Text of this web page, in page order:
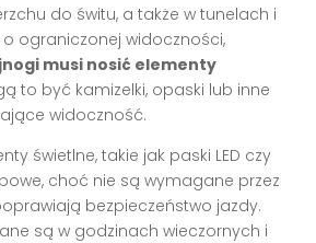
do świtu, a także w tunelach i
ograniczonej widoczności,
musi nosić elementy
to być kamizelki, opaski lub inne
widoczność.
świetlne, takie jak paski LED czy
choć nie są wymagane przez
bezpieczeństwo jazdy.
są w godzinach wieczornych i